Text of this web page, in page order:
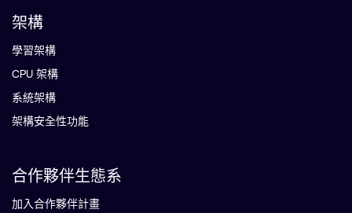
架構
學習架構
CPU 架構
系統架構
架構安全性功能
合作夥伴生態系
加入合作夥伴計畫